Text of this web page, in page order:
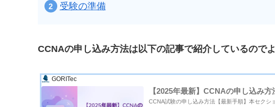
受験の準備
CCNAの申し込み方法は以下の記事で紹介しているので
GORITec
【2025年最新】CCNAの申し込み方
CCNA試験の申し込み方法【最新手順】本セクシ